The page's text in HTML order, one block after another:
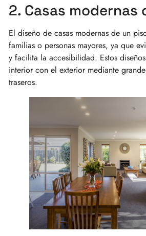
2. Casas modernas
El diseño de casas modernas de un
familias o personas mayores, ya que
y facilita la accesibilidad. Estos
interior con el exterior mediante
traseros.